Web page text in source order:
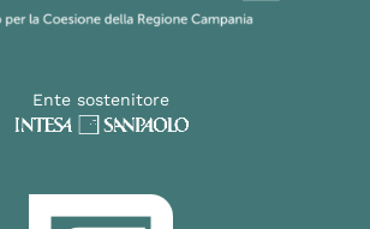
Ente sostenitore